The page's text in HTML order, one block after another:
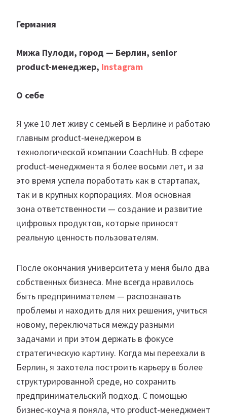
Германия
Мижа Пулоди, город — Берлин, senior
product-менеджер, Instagram
О себе
Я уже 10 лет живу с семьей в Берлине и работаю
главным product-менеджером в
технологической компании CoachHub. В сфере
product-менеджмента я более восьми лет, и за
это время успела поработать как в стартапах,
так и в крупных корпорациях. Моя основная
зона ответственности — создание и развитие
цифровых продуктов, которые приносят
реальную ценность пользователям.
После окончания университета у меня было два
собственных бизнеса. Мне всегда нравилось
быть предпринимателем — распознавать
проблемы и находить для них решения, учиться
новому, переключаться между разными
задачами и при этом держать в фокусе
стратегическую картину. Когда мы переехали в
Берлин, я захотела построить карьеру в более
структурированной среде, но сохранить
предпринимательский подход. С помощью
бизнес-коуча я поняла, что product-менеджмент